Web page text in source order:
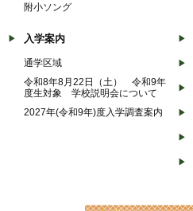
附小ソング
入学案内
通学区域
令和8年8月22日（土） 令和9年
度生対象 学校説明会について
2027年(令和9年)度入学調査案内